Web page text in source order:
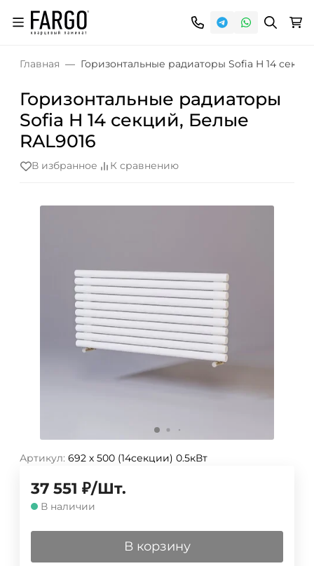
Главная Горизонтальные радиаторы Sofia H 14
Горизонтальные радиаторы
Sofia H 14 секций, Белые
RAL9016
В избранное К сравнению
Артикул: 692 х 500 (14секции) 0.5кВт
37 551 ₽/Шт.
В наличии
В корзину